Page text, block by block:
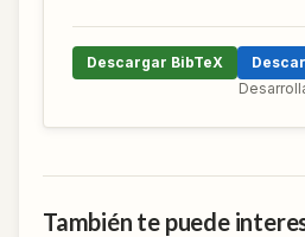
Descargar BibTeX
También te puede